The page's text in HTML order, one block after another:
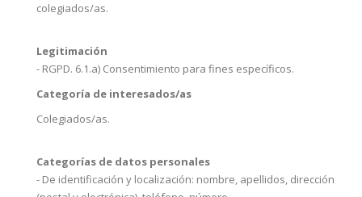
colegiados/as.
Legitimación
- RGPD. 6.1.a) Consentimiento para fines específicos.
Categoría de interesados/as
Colegiados/as.
Categorías de datos personales
- De identificación y localización: nombre, apellidos, dirección